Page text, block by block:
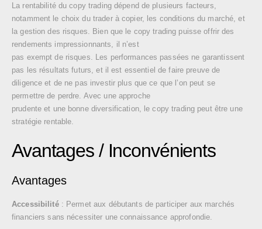
La rentabilité du copy trading dépend de plusieurs facteurs,
notamment le choix du trader à copier, les conditions du marché, et
la gestion des risques. Bien que le copy trading puisse offrir des
rendements impressionnants, il n’est
pas exempt de risques. Les performances passées ne garantissent
pas les résultats futurs, et il est essentiel de faire preuve de
diligence et de ne pas investir plus que ce que l’on peut se
permettre de perdre. Avec une approche
prudente et une bonne diversification, le copy trading peut être une
stratégie rentable.
Avantages / Inconvénients
Avantages
Accessibilité: Permet aux débutants de participer aux marchés
financiers sans nécessiter une connaissance approfondie.